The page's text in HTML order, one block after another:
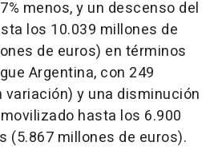
menos, y un descenso del
los 10.039 millones de
de euros) en términos
Argentina, con 249
y una disminución
hasta los 6.900
(5.867 millones de euros).